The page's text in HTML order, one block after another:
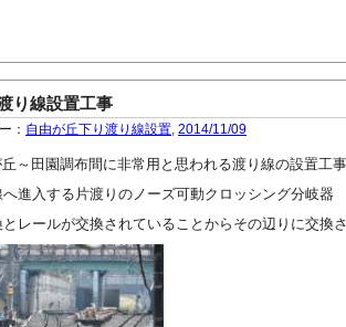
り線設置工事
： 自由が丘下り渡り線設置 ,2014/11/09
～田園調布間に非常用と思われる渡り線の設置工事
進入する片渡りのノーズ可動クロッシング分岐器
レールが交換されていることからその辺りに交換